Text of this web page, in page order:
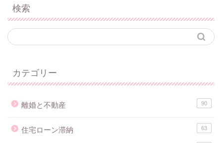
検索
カテゴリー
離婚と不動産 90
住宅ローン滞納 63